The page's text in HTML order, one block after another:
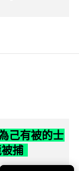
己有被的士
捕